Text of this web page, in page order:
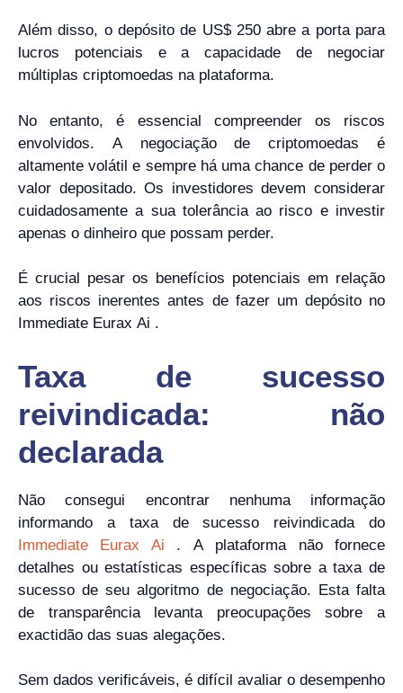
Além disso, o depósito de US$ 250 abre a porta para
lucros potenciais e a capacidade de negociar
múltiplas criptomoedas na plataforma.
No entanto, é essencial compreender os riscos
envolvidos. A negociação de criptomoedas é
altamente volátil e sempre há uma chance de perder o
valor depositado. Os investidores devem considerar
cuidadosamente a sua tolerância ao risco e investir
apenas o dinheiro que possam perder.
É crucial pesar os benefícios potenciais em relação
aos riscos inerentes antes de fazer um depósito no
Immediate Eurax Ai .
Taxa de sucesso
reivindicada: não
declarada
Não consegui encontrar nenhuma informação
informando a taxa de sucesso reivindicada do
Immediate Eurax Ai . A plataforma não fornece
detalhes ou estatísticas específicas sobre a taxa de
sucesso de seu algoritmo de negociação. Esta falta
de transparência levanta preocupações sobre a
exactidão das suas alegações.
Sem dados verificáveis, é difícil avaliar o desempenho